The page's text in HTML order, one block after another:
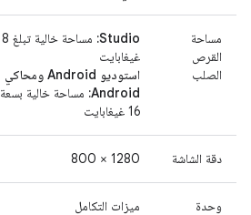
مساحة
القرص
الصلب
‫Studio:
مساحة خالية تبلغ 8
غيغابايت
استوديو Android ومحاكي
Android: مساحة خالية بسعة
16 غيغابايت
دقة الشاشة 1280 × 800
وحدة
ميزات التكامل